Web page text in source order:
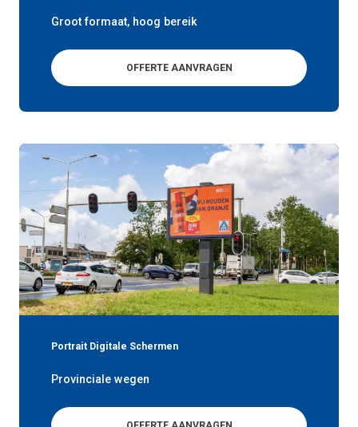
Groot formaat, hoog bereik
OFFERTE AANVRAGEN
Portrait Digitale Schermen
Provinciale wegen